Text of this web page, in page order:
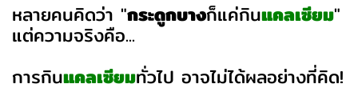
หลายคนคิดว่า "กระดูกบางก็แค่กินแคลเซียม"
แต่ความจริงคือ...
การกินแคลเซียมทั่วไป อาจไม่ได้ผลอย่างที่คิด!